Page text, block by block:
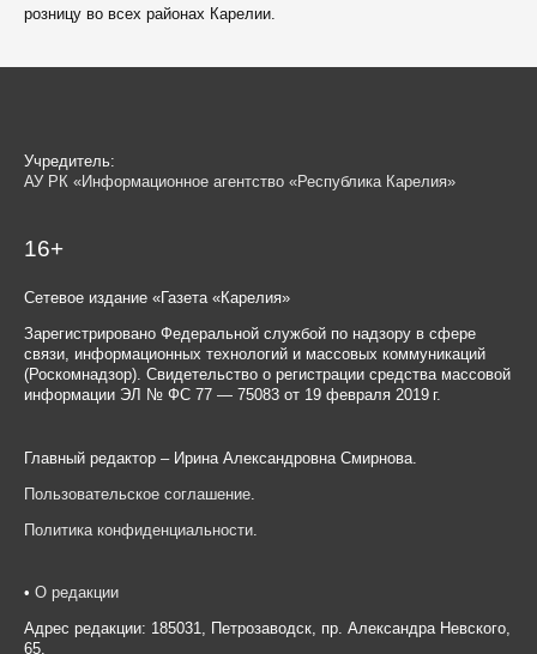
розницу во всех районах Карелии.
Учредитель:
АУ РК «Информационное агентство «Республика Карелия»
16+
Сетевое издание «Газета «Карелия»
Зарегистрировано Федеральной службой по надзору в сфере
связи, информационных технологий и массовых коммуникаций
(Роскомнадзор). Свидетельство о регистрации средства массовой
информации ЭЛ № ФС 77 — 75083 от 19 февраля 2019 г.
Главный редактор – Ирина Александровна Смирнова.
Пользовательское соглашение
Политика конфиденциальности
• О редакции
Адрес редакции: 185031, Петрозаводск, пр. Александра Невского,
65.